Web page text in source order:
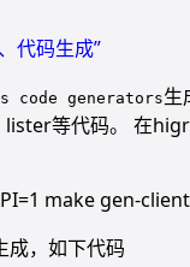
代码生成”
code generators生
等代码。 在
make gen-client
成，如下代码